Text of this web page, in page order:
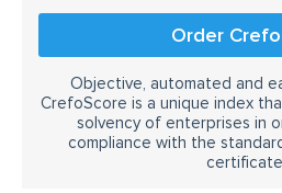
Order
Objective, automated and
CrefoScore is a unique index
solvency of enterprises in
compliance with the